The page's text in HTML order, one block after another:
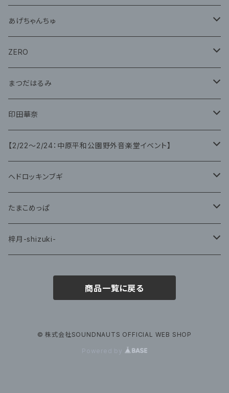
CD
グッズ
あげちゃんちゅ
グッズ
ZERO
グッズ
CD
まつだはるみ
CD
グッズ
印田華奈
グッズ
【2/22〜2/24：中原平和公園野外音楽堂イベント】
藤咲ゆみ
ヘドロッキンブギ
CD
たまこめっぱ
グッズ
梓月-shizuki-
商品一覧に戻る
© 株式会社SOUNDNAUTS OFFICIAL WEB SHOP
Powered by